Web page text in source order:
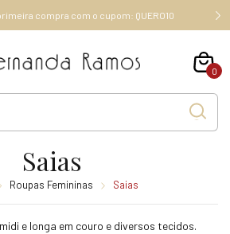
OUTROS ESTADOS.
0
Saias
Roupas Femininas Saias
e longa em couro e diversos tecidos.